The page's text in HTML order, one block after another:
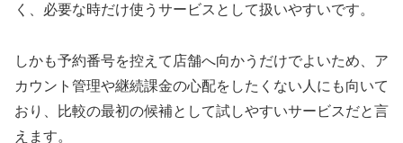
く、必要な時だけ使うサービスとして扱いやすいです。
しかも予約番号を控えて店舗へ向かうだけでよいため、ア
カウント管理や継続課金の心配をしたくない人にも向いて
おり、比較の最初の候補として試しやすいサービスだと言
えます。